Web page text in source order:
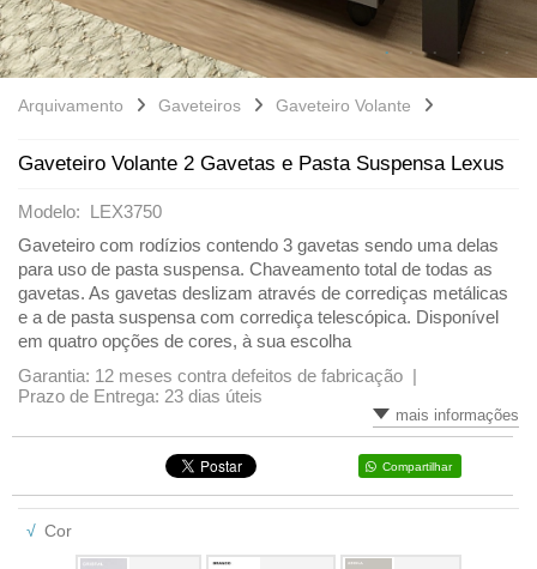
Arquivamento Gaveteiros Gaveteiro Volante
Gaveteiro Volante 2 Gavetas e Pasta Suspensa Lexus
Modelo: LEX3750
Gaveteiro com rodízios contendo 3 gavetas sendo uma delas
para uso de pasta suspensa. Chaveamento total de todas as
gavetas. As gavetas deslizam através de corrediças metálicas
e a de pasta suspensa com corrediça telescópica. Disponível
em quatro opções de cores, à sua escolha
Garantia: 12 meses contra defeitos de fabricação |
Prazo de Entrega: 23 dias úteis
mais informações
Compartilhar
√ Cor